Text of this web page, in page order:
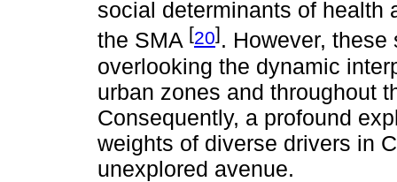
social determinants of health
the SMA [20]. However,
overlooking the dynamic
urban zones and throughout
Consequently, a profound
weights of diverse drivers in
unexplored avenue.